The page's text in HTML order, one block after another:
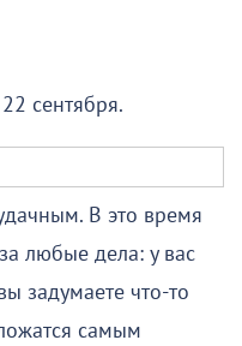
сентября.
В это время
любые дела: у вас
задумаете что-то
самым